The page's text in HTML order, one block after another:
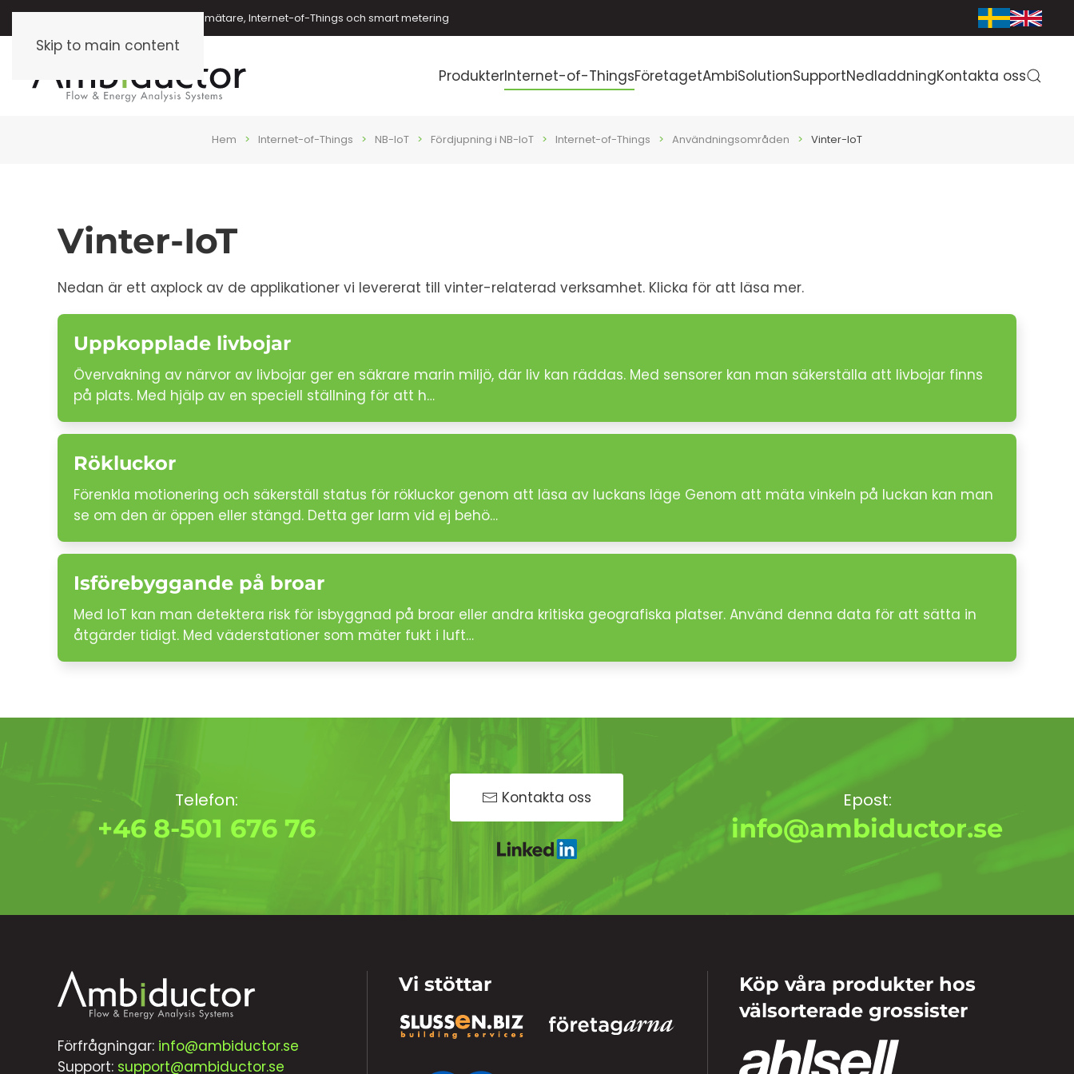
Skip to main content
Energimätare, vattenmätare, oljemätare, Internet-of-Things och smart metering
ProdukterInternet-of-ThingsFöretagetAmbiSolutionSupportNedladdningKontakta oss
Hem Internet-of-Things NB-IoT Fördjupning i NB-IoT Internet-of-Things Användningsområden Vinter-IoT
Vinter-IoT
Nedan är ett axplock av de applikationer vi levererat till vinter-relaterad verksamhet. Klicka för att läsa mer.
Uppkopplade livbojar
Övervakning av närvor av livbojar ger en säkrare marin miljö, där liv kan räddas. Med sensorer kan man säkerställa att livbojar finns
på plats. Med hjälp av en speciell ställning för att h…
Rökluckor
Förenkla motionering och säkerställ status för rökluckor genom att läsa av luckans läge Genom att mäta vinkeln på luckan kan man
se om den är öppen eller stängd. Detta ger larm vid ej behö…
Isförebyggande på broar
Med IoT kan man detektera risk för isbyggnad på broar eller andra kritiska geografiska platser. Använd denna data för att sätta in
åtgärder tidigt. Med väderstationer som mäter fukt i luft…
Telefon:
+46 8-501 676 76
Kontakta oss Epost:
info@ambiductor.se
Förfrågningar: info@ambiductor.se
Support: support@ambiductor.se
Vi stöttar
Köp våra produkter hos
välsorterade grossister